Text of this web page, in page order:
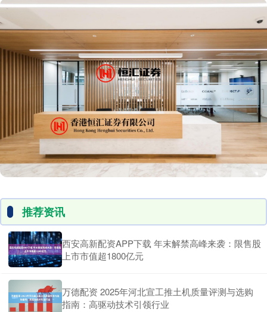
推荐资讯
西安高新配资APP下载 年末解禁高峰来袭：限售股
上市市值超1800亿元
万德配资 2025年河北宣工推土机质量评测与选购
指南：高驱动技术引领行业